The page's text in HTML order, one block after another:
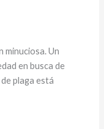
minuciosa. Un
en busca de
plaga está